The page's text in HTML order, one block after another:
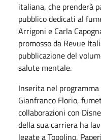
italiana, che prenderà
pubblico dedicati al
Arrigoni e Carla
promosso da Revue
pubblicazione del
salute mentale.
Inserita nel
Gianfranco Florio,
collaborazioni con
della sua carriera ha
legate a Topolino,